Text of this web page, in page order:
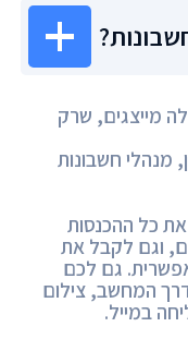
מייצגים, שרק
מנהלי חשבונות
כל ההכנסות
וגם לקבל את
גם לכם
המחשב, צילום
במייל.